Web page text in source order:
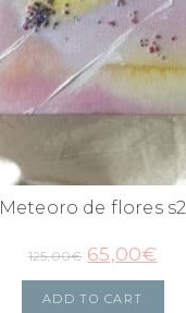
Meteoro de flores s2
125,00€ 65,00€
ADD TO CART